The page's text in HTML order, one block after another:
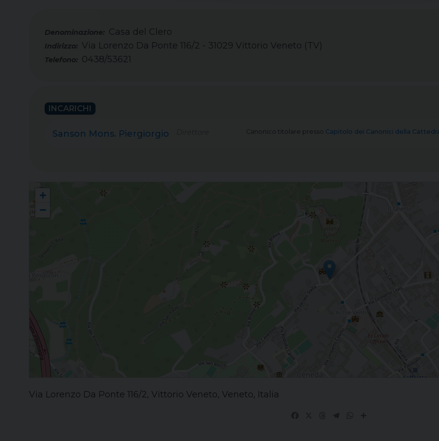
Casa del Clero
Telefono: 0438/53621
Indirizzo: Via Lorenzo Da Ponte 116/2 - 31029 Vittorio Veneto (TV)
INCARICHI
Sanson Mons. Piergiorgio Canonico titolare presso Capitolo dei Canonici della
Casa del Clero
+
−
Via Lorenzo Da Ponte 116/2, Vittorio Veneto, Veneto, Italia